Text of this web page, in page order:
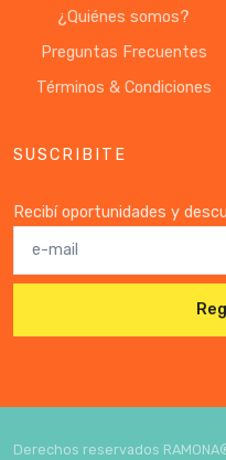
¿Quiénes somos?
Preguntas Frecuentes
Términos & Condiciones
SUSCRIBITE
Recibí oportunidades y
Derechos reservados